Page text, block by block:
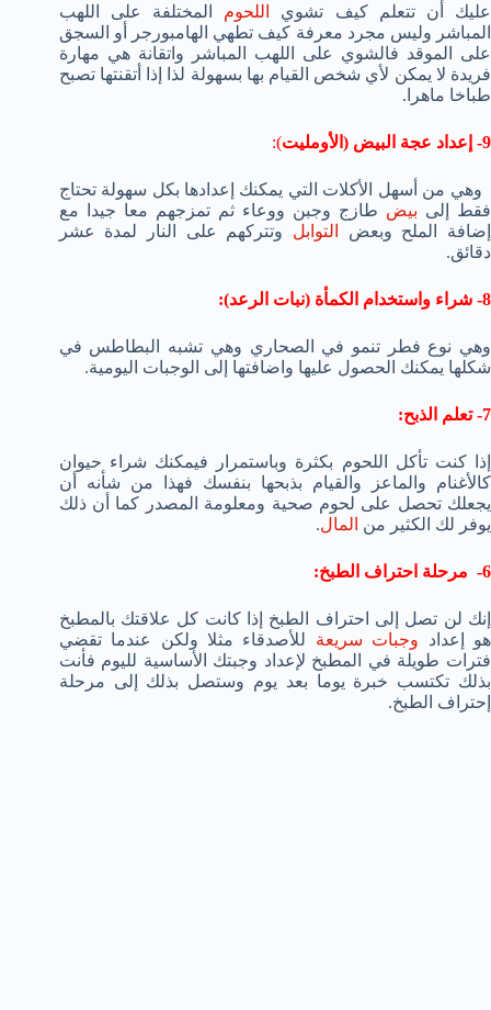
عليك أن تتعلم كيف تشوي اللحوم
المختلفة على اللهب
المباشر وليس مجرد معرفة كيف تطهي الهامبورجر أو السجق
على الموقد فالشوي على اللهب المباشر واتقانة هي مهارة
فريدة لا يمكن لأي شخص القيام بها بسهولة لذا إذا أتقنتها تصبح
طباخا ماهرا.
9- إعداد عجة البيض (الأومليت ):
وهي من أسهل الأكلات التي يمكنك إعدادها بكل سهولة تحتاج
فقط إلى بيض طازج وجبن ووعاء ثم تمزجهم معا جيدا مع
إضافة الملح وبعض
التوابل وتتركهم على النار لمدة عشر
دقائق.
8- شراء واستخدام الكمأة (نبات الرعد):
وهي نوع فطر تنمو في الصحاري وهي تشبه البطاطس في
شكلها يمكنك الحصول عليها واضافتها إلى الوجبات اليومية.
7- تعلم الذبح:
إذا كنت تأكل اللحوم بكثرة وباستمرار فيمكنك شراء حيوان
كالأغنام والماعز والقيام بذبحها بنفسك فهذا من شأنه أن
يجعلك تحصل على لحوم صحية ومعلومة المصدر كما أن ذلك
يوفر لك الكثير من المال.
6- مرحلة احتراف الطبخ:
إنك لن تصل إلى احتراف الطبخ إذا كانت كل علاقتك بالمطبخ
هو إعداد وجبات سريعة للأصدقاء مثلا ولكن عندما تقضي
فترات طويلة في المطبخ لإعداد وجبتك الأساسية لليوم فأنت
بذلك تكتسب خبرة يوما بعد يوم وستصل بذلك إلى مرحلة
إحتراف الطبخ.